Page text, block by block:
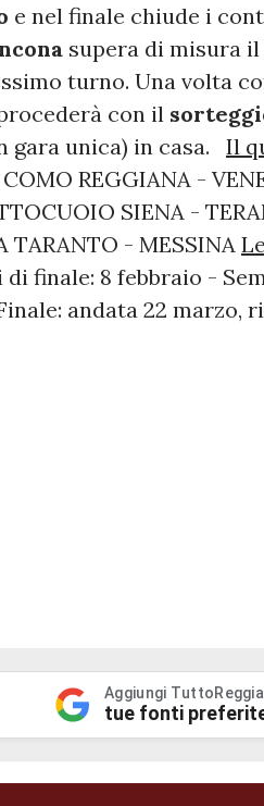
e nel finale chiude i
supera di misura il
turno. Una volta
con il
gara unica) in casa. Il
REGGIANA -
SIENA -
TARANTO - MESSINA
finale: 8 febbraio -
andata 22 marzo,
Aggiungi
tue fonti